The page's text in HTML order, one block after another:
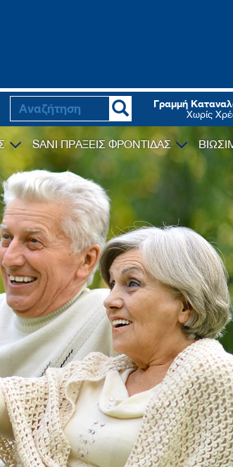
Γραμμή
Χωρίς
SANI ΠΡΑΞΕΙΣ ΦΡΟΝΤΙΔΑΣ